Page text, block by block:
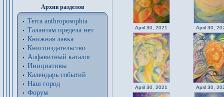
Архив разделов
Terra anthroposophia
Талантам предела нет
Книжная лавка
Книгоиздательство
Алфавитный каталог
Инициативы
Календарь событий
Наш город
Форум
April 30, 2021 April 30,
April 30, 2021 April 30,